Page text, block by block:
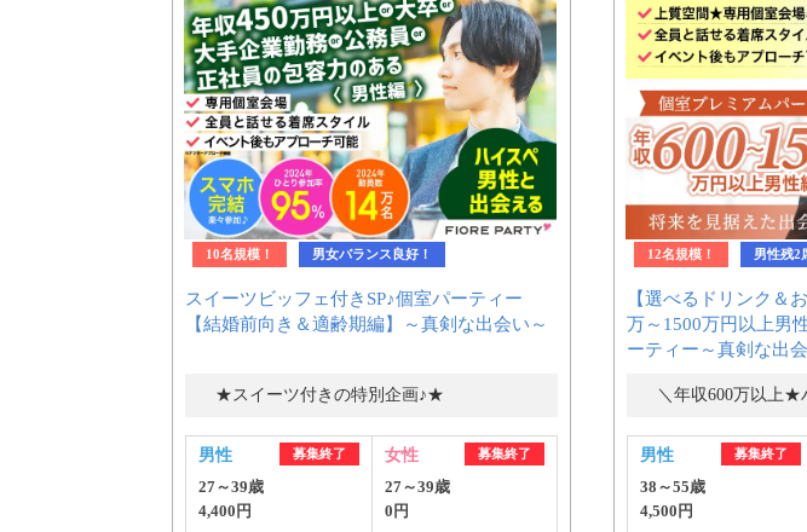
PR
約1,300
おすすめの優良
個
プ
取
10名規模！ 男女バランス良好！
スイーツビッフェ付きSP♪個室パーティー
【結婚前向き＆適齢期編】～真剣な出会い～
★スイーツ付きの特別企画♪★
男性 募集終了
27～39歳
4,400円
女性 募集終了
27～39歳
0円
12名規模！ 男性残2
【選べるドリンク＆
万～1500万円以上男
ーティー～真剣な出
＼年収600万以上★
男性 募集終了
38～55歳
4,500円